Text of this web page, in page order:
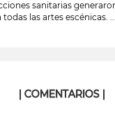
sanitarias
las artes escénicas. ...
| COMENTARIOS |